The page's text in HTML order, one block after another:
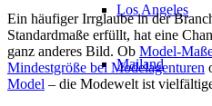
Los Angeles
Mailand
Ein häufiger Irrglaube in der
Standardmaße erfüllt, hat eine
ganz anderes Bild. Ob Model-
Mindestgröße bei Modelagenturen
Model – die Modewelt ist